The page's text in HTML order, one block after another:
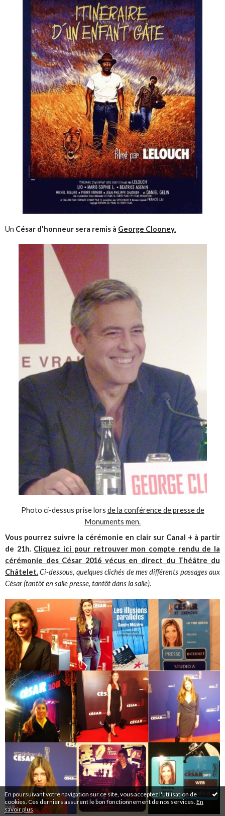
En poursuivant votre navigation sur ce site, vous acceptez l'utilisation de
cookies. Ces derniers assurent le bon fonctionnement de nos services.En
savoir plus.
Un César d'honneur sera remis à George Clooney.
Photo ci-dessus prise lors de la conférence de presse de
Monuments men.
Vous pourrez suivre la cérémonie en clair sur Canal + à partir
de 21h. Cliquez ici pour retrouver mon compte rendu de la
cérémonie des César 2016 vécus en direct du Théâtre du
Châtelet. Ci-dessous, quelques clichés de mes différents passages aux
César (tantôt en salle presse, tantôt dans la salle).